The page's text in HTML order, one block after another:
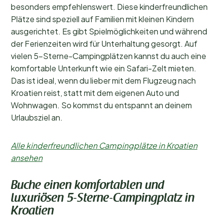
besonders empfehlenswert. Diese kinderfreundlichen
Plätze sind speziell auf Familien mit kleinen Kindern
ausgerichtet. Es gibt Spielmöglichkeiten und während
der Ferienzeiten wird für Unterhaltung gesorgt. Auf
vielen 5-Sterne-Campingplätzen kannst du auch eine
komfortable Unterkunft wie ein Safari-Zelt mieten.
Das ist ideal, wenn du lieber mit dem Flugzeug nach
Kroatien reist, statt mit dem eigenen Auto und
Wohnwagen. So kommst du entspannt an deinem
Urlaubsziel an.
Alle kinderfreundlichen Campingplätze in Kroatien
ansehen
Buche einen komfortablen und
luxuriösen 5-Sterne-Campingplatz in
Kroatien